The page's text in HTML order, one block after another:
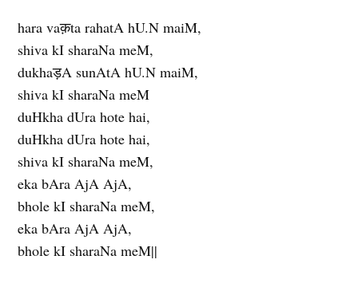
hara vaक़ta rahatA hU.N maiM,
shiva kI sharaNa meM,
dukhaड़A sunAtA hU.N maiM,
shiva kI sharaNa meM
duHkha dUra hote hai,
duHkha dUra hote hai,
shiva kI sharaNa meM,
eka bAra AjA AjA,
bhole kI sharaNa meM,
eka bAra AjA AjA,
bhole kI sharaNa meM||